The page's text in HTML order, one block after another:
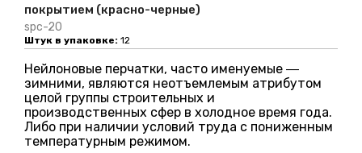
покрытием (красно-черные)
spc-20
Штук в упаковке: 12
Нейлоновые перчатки, часто именуемые ―
зимними, являются неотъемлемым атрибутом
целой группы строительных и
производственных сфер в холодное время года.
Либо при наличии условий труда с пониженным
температурным режимом.